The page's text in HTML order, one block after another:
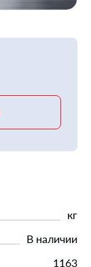
кг
В наличии
1163